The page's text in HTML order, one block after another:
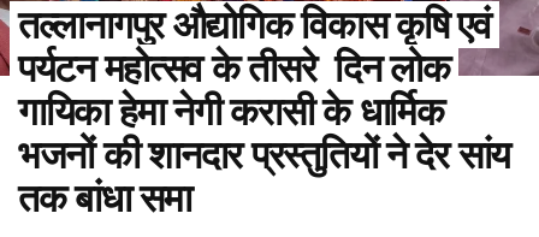
तल्लानागपुर औद्योगिक विकास कृषि एवं
पर्यटन महोत्सव के तीसरे दिन लोक
गायिका हेमा नेगी करासी के धार्मिक
भजनों की शानदार प्रस्तुतियों ने देर सांय
तक बांधा समा